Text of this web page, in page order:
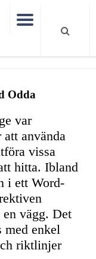
Odda
var
använda
vissa
hitta. Ibland
i ett Word-
vägg. Det
med enkel
riktlinjer